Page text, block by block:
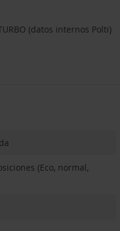
(datos internos Polti)
(Eco, normal,